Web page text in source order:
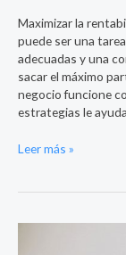
Maximizar la
puede ser una
adecuadas y una
sacar el máximo
negocio funcione
estrategias le
Leer más »